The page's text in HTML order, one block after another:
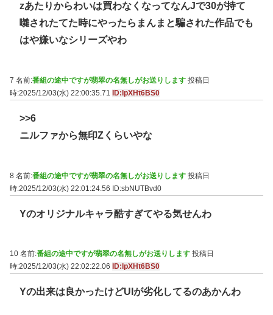
zあたりからわいは買わなくなってなんJで30が持て
囃されたてた時にやったらまんまと騙された作品でも
はや嫌いなシリーズやわ
7 名前:番組の途中ですが翡翠の名無しがお送りします 投稿日
時:2025/12/03(水) 22:00:35.71
ID:lpXHt6BS0
>>6
ニルファから無印Zくらいやな
8 名前:番組の途中ですが翡翠の名無しがお送りします 投稿日
時:2025/12/03(水) 22:01:24.56 ID:sbNUTBvd0
Yのオリジナルキャラ酷すぎてやる気せんわ
10 名前:番組の途中ですが翡翠の名無しがお送りします 投稿日
時:2025/12/03(水) 22:02:22.06
ID:lpXHt6BS0
Yの出来は良かったけどUIが劣化してるのあかんわ